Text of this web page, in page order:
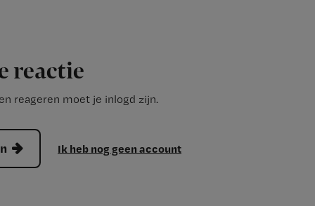
reactie
reageren moet je inlogd zijn.
Ik heb nog geen account